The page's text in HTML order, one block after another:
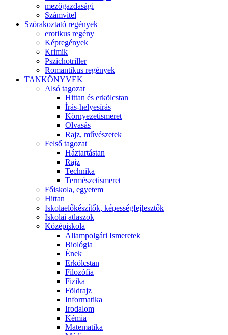
mezőgazdasági
Számvitel
Szórakoztató regények
erotikus regény
Képregények
Krimik
Pszichotriller
Romantikus regények
TANKÖNYVEK
Alsó tagozat
Hittan és erkölcstan
Írás-helyesírás
Környezetismeret
Olvasás
Rajz, művészetek
Felső tagozat
Háztartástan
Rajz
Technika
Természetismeret
Főiskola, egyetem
Hittan
Iskolaelőkészítők, képességfejlesztők
Iskolai atlaszok
Középiskola
Állampolgári Ismeretek
Biológia
Ének
Erkölcstan
Filozófia
Fizika
Földrajz
Informatika
Irodalom
Kémia
Matematika